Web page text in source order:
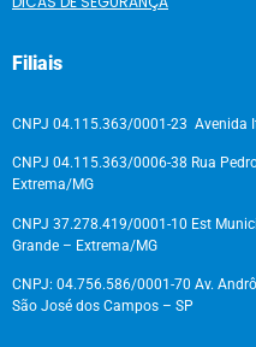
Filiais
CNPJ 04.115.363/0001-23 Avenida
CNPJ 04.115.363/0006-38 Rua
Extrema/MG
CNPJ 37.278.419/0001-10 Est
Grande – Extrema/MG
CNPJ: 04.756.586/0001-70 Av.
São José dos Campos – SP